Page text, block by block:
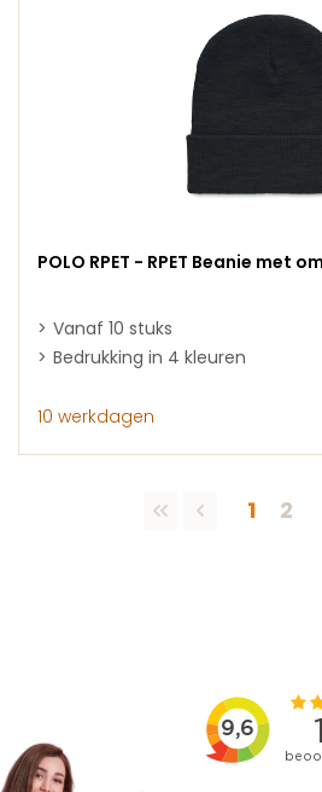
POLO RPET - RPET Beanie met
Vanaf 10 stuks
Bedrukking in 4 kleuren
10 werkdagen
Pagina
1 2